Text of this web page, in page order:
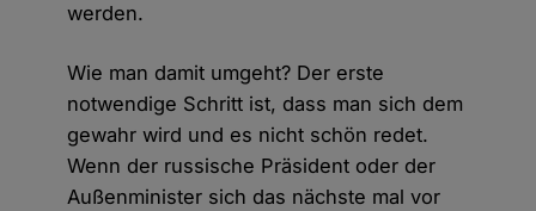
werden.
Wie man damit umgeht? Der erste
notwendige Schritt ist, dass man sich dem
gewahr wird und es nicht schön redet.
Wenn der russische Präsident oder der
Außenminister sich das nächste mal vor